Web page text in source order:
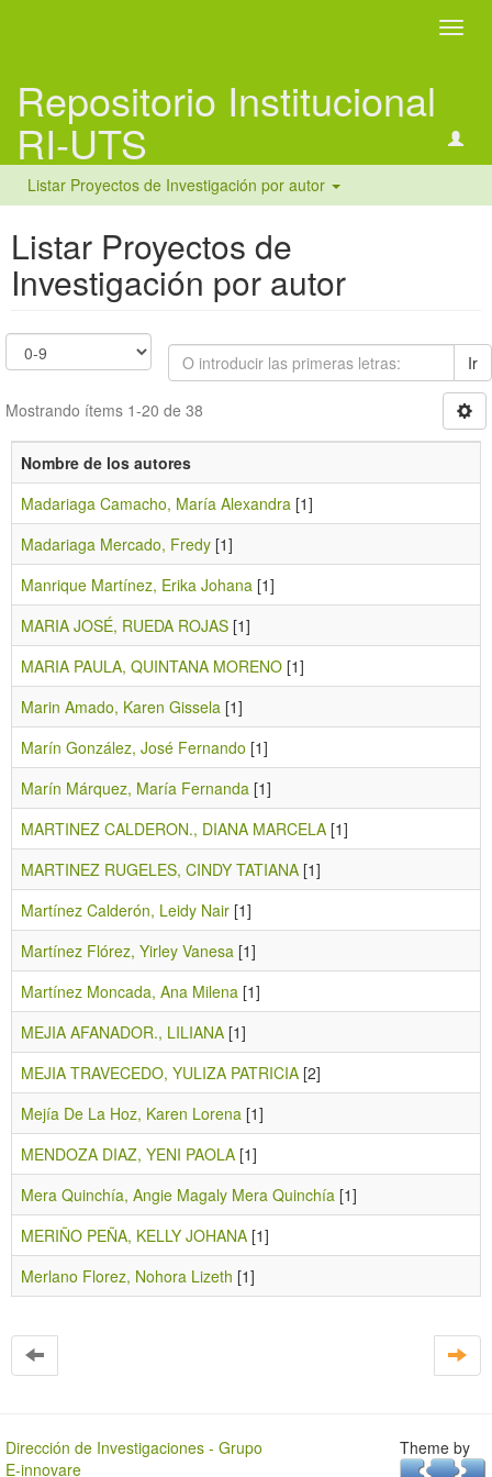
Repositorio Institucional
RI-UTS
Listar Proyectos de Investigación por autor
Listar Proyectos de
Investigación por autor
Ir
Mostrando ítems 1-20 de 38
Nombre de los autores
Madariaga Camacho, María Alexandra [1]
Madariaga Mercado, Fredy [1]
Manrique Martínez, Erika Johana [1]
MARIA JOSÉ, RUEDA ROJAS [1]
MARIA PAULA, QUINTANA MORENO [1]
Marin Amado, Karen Gissela [1]
Marín González, José Fernando [1]
Marín Márquez, María Fernanda [1]
MARTINEZ CALDERON., DIANA MARCELA [1]
MARTINEZ RUGELES, CINDY TATIANA [1]
Martínez Calderón, Leidy Nair [1]
Martínez Flórez, Yirley Vanesa [1]
Martínez Moncada, Ana Milena [1]
MEJIA AFANADOR., LILIANA [1]
MEJIA TRAVECEDO, YULIZA PATRICIA [2]
Mejía De La Hoz, Karen Lorena [1]
MENDOZA DIAZ, YENI PAOLA [1]
Mera Quinchía, Angie Magaly Mera Quinchía [1]
MERIÑO PEÑA, KELLY JOHANA [1]
Merlano Florez, Nohora Lizeth [1]
Dirección de Investigaciones - Grupo
E-innovare
Theme by